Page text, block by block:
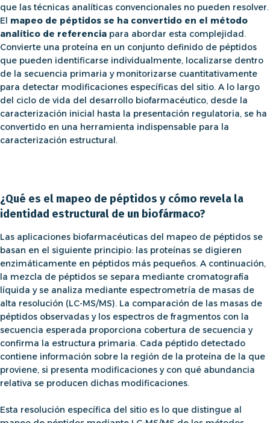
que las técnicas analíticas convencionales no pueden resolver.
El mapeo de péptidos se ha convertido en el método
analítico de referencia para abordar esta complejidad.
Convierte una proteína en un conjunto definido de péptidos
que pueden identificarse individualmente, localizarse dentro
de la secuencia primaria y monitorizarse cuantitativamente
para detectar modificaciones específicas del sitio. A lo largo
del ciclo de vida del desarrollo biofarmacéutico, desde la
caracterización inicial hasta la presentación regulatoria, se ha
convertido en una herramienta indispensable para la
caracterización estructural.
¿Qué es el mapeo de péptidos y cómo revela la
identidad estructural de un biofármaco?
Las aplicaciones biofarmacéuticas del mapeo de péptidos se
basan en el siguiente principio: las proteínas se digieren
enzimáticamente en péptidos más pequeños. A continuación,
la mezcla de péptidos se separa mediante cromatografía
líquida y se analiza mediante espectrometría de masas de
alta resolución (LC-MS/MS). La comparación de las masas de
péptidos observadas y los espectros de fragmentos con la
secuencia esperada proporciona cobertura de secuencia y
confirma la estructura primaria. Cada péptido detectado
contiene información sobre la región de la proteína de la que
proviene, si presenta modificaciones y con qué abundancia
relativa se producen dichas modificaciones.
Esta resolución específica del sitio es lo que distingue al